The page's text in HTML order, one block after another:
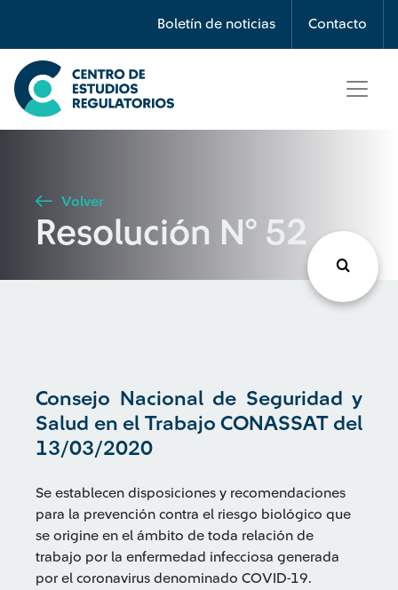
Boletín de noticias Contacto
Búsqueda
Seleccione país
Buscar
Volver
Resolución N° 52
Consejo Nacional de Seguridad y
Salud en el Trabajo CONASSAT del
13/03/2020
Se establecen disposiciones y recomendaciones
para la prevención contra el riesgo biológico que
se origine en el ámbito de toda relación de
trabajo por la enfermedad infecciosa generada
por el coronavirus denominado COVID-19.